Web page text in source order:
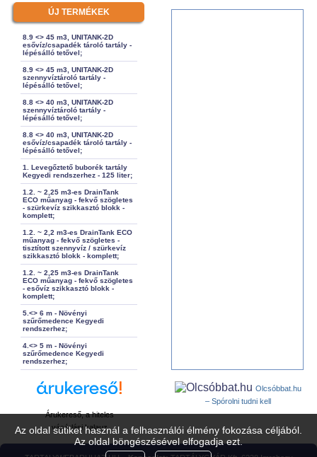
Az oldal sütiket használ a felhasználói élmény fokozása céljából.
Az oldal böngészésével elfogadja ezt.
ÚJ TERMÉKEK
8.9 <> 45 m3, UNITANK-2D
esővíz/csapadék tároló tartály -
lépésálló tetővel;
8.9 <> 45 m3, UNITANK-2D
szennyvíztároló tartály -
lépésálló tetővel;
8.8 <> 40 m3, UNITANK-2D
szennyvíztároló tartály -
lépésálló tetővel;
8.8 <> 40 m3, UNITANK-2D
esővíz/csapadék tároló tartály -
lépésálló tetővel;
1. Levegőztető buborék tartály
Kegyedi rendszerhez - 125 liter;
1.2. ~ 2,25 m3-es DrainTank
ECO műanyag - fekvő szögletes
- szürkevíz szikkasztó blokk -
komplett;
1.2. ~ 2,2 m3-es DrainTank ECO
műanyag - fekvő szögletes -
tisztított szennyvíz / szürkevíz
szikkasztó blokk - komplett;
1.2. ~ 2,25 m3-es DrainTank
ECO műanyag - fekvő szögletes
- esővíz szikkasztó blokk -
komplett;
5.<> 6 m - Növényi
szűrőmedence Kegyedi
rendszerhez;
4.<> 5 m - Növényi
szűrőmedence Kegyedi
rendszerhez;
Árukereső, a hiteles
vásárlási kalauz
Olcsóbbat.hu
– Spórolni tudni kell